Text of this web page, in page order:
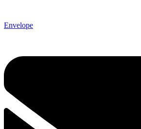
Envelope